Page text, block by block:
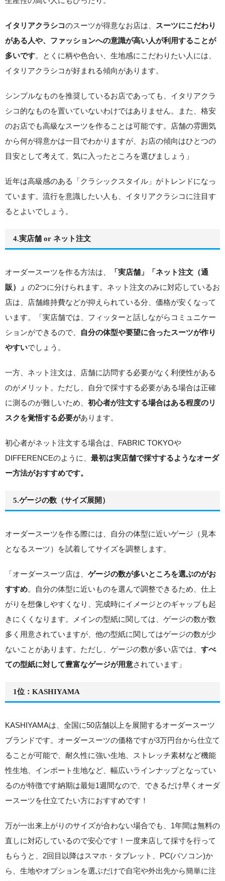
イタリアクラシコのスーツが得意なお店は、
スーツにこだわり
がある人や、ファッションへの意識が高い人が利用することが
多いです。とくに柄や色合い、生地感にこだわりたい人には、
イタリアクラシコが好まれる傾向があります。
シンプルなものを推奨しているお店であっても、イタリアクラ
シコ的なものを置いていないわけではありません。また、格安
のお店でも高級なスーツを作ることは可能です。店舗の雰囲気
から何が得意かは一目でわかりますが、お店の傾向はひとつの
目安として考えて、気に入ったところを選びましょう」
近年は高級感のある「クラシックスタイル」がトレンドになっ
ています。流行を意識したい人も、イタリアクラシコに注目す
るとよいでしょう。
4.実店舗 or ネット注文
オーダースーツを作る方法は、
「実店舗」「ネット注文（通
販）」 の2つに分けられます。ネット注文のみに対応しているお
店は、店舗維持費などが抑えられている分、価格が安くなって
います。「実店舗では、フィッターと話しながらコミュニケー
ションができるので、
自分の体型や要望に合ったスーツが作り
やすいでしょう。
一方、ネット注文は、店舗に訪問する必要がなく利便性がある
のがメリット。ただし、自分で採寸する必要がある場合は正確
に測るのが難しいため、 初心者が注文する場合はある程度のリ
スクを覚悟する必要があります。
初心者がネット注文する場合は、FABRIC TOKYOや
DIFFERENCEのように、 最初は実店舗で採寸するようなオーダ
ー方法がおすすめです。
5.ゲージの数（サイズ展開）
オーダースーツを作る際には、自分の体型に近いゲージ（見本
となるスーツ）を試着してサイズを調整します。
「オーダースーツ店は、 ゲージの数が多いところを選ぶのがお
すすめ。自分の体型に近いものを選んで調整できるため、仕上
がりを想像しやすくなり、完成時にイメージとのギャップも起
きにくくなります。メインの型紙に関しては、ゲージの数が数
多く用意されていますが、他の型紙に関してはゲージの数が少
ないことがあります。ただし、ゲージの数が多い店では、 すべ
ての型紙に対して豊富なゲージが用意されています」
1位：KASHIYAMA
KASHIYAMAは、全国に50店舗以上を展開するオーダースーツ
ブランドです。オーダースーツの価格ですが3万円台から仕立て
ることが可能で、耐久性に強い生地、ストレッチ素材など機能
性生地、インポート生地など、幅広いラインナップとなってい
るのが特徴です納期は最短1週間なので、できるだけ早くオーダ
ースーツを仕立てたい方におすすめです！
万が一出来上がりのサイズが合わない場合でも、 1年間は無料の
直しに対応しているので安心です！一度来店して採寸を行って
もらうと、 2回目以降はスマホ・タブレット、PC(パソコン)か
ら、生地やオプションを選ぶだけで自宅や外出先から簡単に注